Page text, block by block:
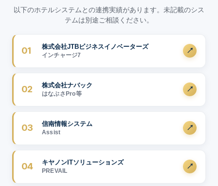
以下のホテルシステムとの連携実績があります。未記載のシス
テムは別途ご相談ください。
01 株式会社JTBビジネスイノベーターズ
インチャージ7
02 株式会社ナバック
はなぶさPro等
03 信南情報システム
Assist
04 キヤノンITソリューションズ
PREVAIL